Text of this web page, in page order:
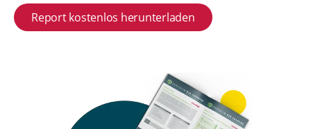
Report kostenlos herunterladen